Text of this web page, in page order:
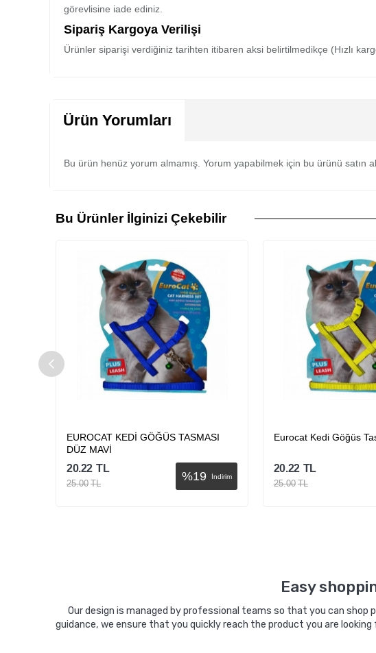
görevlisine iade ediniz.
Sipariş Kargoya Verilişi
Ürünler siparişi verdiğiniz tarihten itibaren aksi belirtilmedikçe (Hızlı
Ürün Yorumları
Bu ürün henüz yorum almamış. Yorum yapabilmek için bu ürünü satın
Bu Ürünler İlginizi Çekebilir
EUROCAT KEDİ GÖĞÜS TASMASI
DÜZ MAVİ
%19 İndirim
20.22 TL
25.00 TL
Eurocat Kedi Göğüs
20.22 TL
25.00 TL
Easy
Our design is managed by professional teams so that you can
guidance, we ensure that you quickly reach the product you are